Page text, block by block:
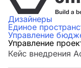
Дизайнеры
Единое
Управление
Управление
Кейс внедрения